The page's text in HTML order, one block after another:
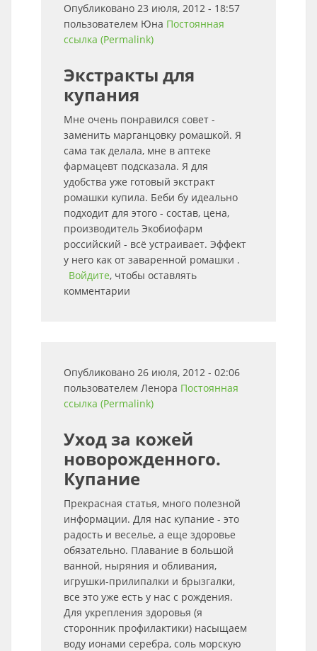
Опубликовано 23 июля, 2012 - 18:57
пользователем Юна Постоянная
ссылка (Permalink)
Экстракты для
купания
Мне очень понравился совет -
заменить марганцовку ромашкой. Я
сама так делала, мне в аптеке
фармацевт подсказала. Я для
удобства уже готовый экстракт
ромашки купила. Беби бу идеально
подходит для этого - состав, цена,
производитель Экобиофарм
российский - всё устраивает. Эффект
у него как от заваренной ромашки .
Войдите, чтобы оставлять
комментарии
Опубликовано 26 июля, 2012 - 02:06
пользователем Ленора Постоянная
ссылка (Permalink)
Уход за кожей
новорожденного.
Купание
Прекрасная статья, много полезной
информации. Для нас купание - это
радость и веселье, а еще здоровье
обязательно. Плавание в большой
ванной, ныряния и обливания,
игрушки-прилипалки и брызгалки,
все это уже есть у нас с рождения.
Для укрепления здоровья (я
сторонник профилактики) насыщаем
воду ионами серебра, соль морскую